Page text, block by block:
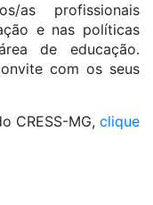
as profissionais
e nas políticas
de educação.
com os seus
CRESS-MG, clique